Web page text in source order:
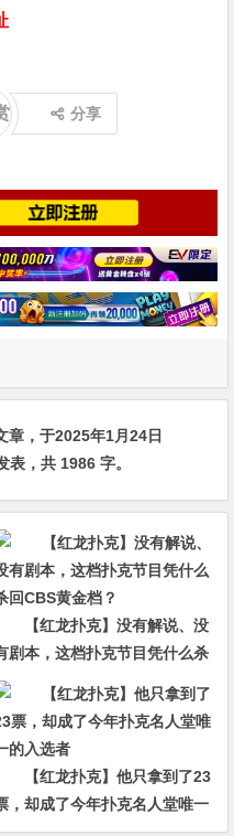
分享
章，于2025年1月24日
表，共 1986 字。
【红龙扑克】没有解说、没
剧本，这档扑克节目凭什么杀
CBS黄金档？
【红龙扑克】他只拿到了23
，却成了今年扑克名人堂唯一
入选者